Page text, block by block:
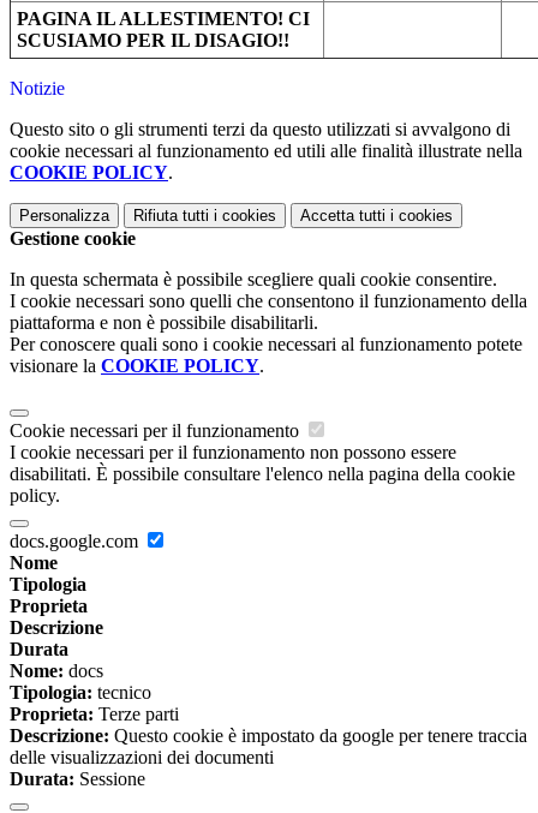
PAGINA IL ALLESTIMENTO! CI
SCUSIAMO PER IL DISAGIO!!
Notizie
Questo sito o gli strumenti terzi da questo utilizzati si avvalgono di
cookie necessari al funzionamento ed utili alle finalità illustrate nella
COOKIE POLICY.
Personalizza Rifiuta tutti i cookies Accetta tutti i cookies
Gestione cookie
In questa schermata è possibile scegliere quali cookie consentire.
I cookie necessari sono quelli che consentono il funzionamento della
piattaforma e non è possibile disabilitarli.
Per conoscere quali sono i cookie necessari al funzionamento potete
visionare la COOKIE POLICY.
Cookie necessari per il funzionamento
I cookie necessari per il funzionamento non possono essere
disabilitati. È possibile consultare l'elenco nella pagina della cookie
policy.
docs.google.com
Nome
Tipologia
Proprieta
Descrizione
Durata
Nome: docs
Tipologia: tecnico
Proprieta: Terze parti
Descrizione: Questo cookie è impostato da google per tenere traccia
delle visualizzazioni dei documenti
Durata: Sessione